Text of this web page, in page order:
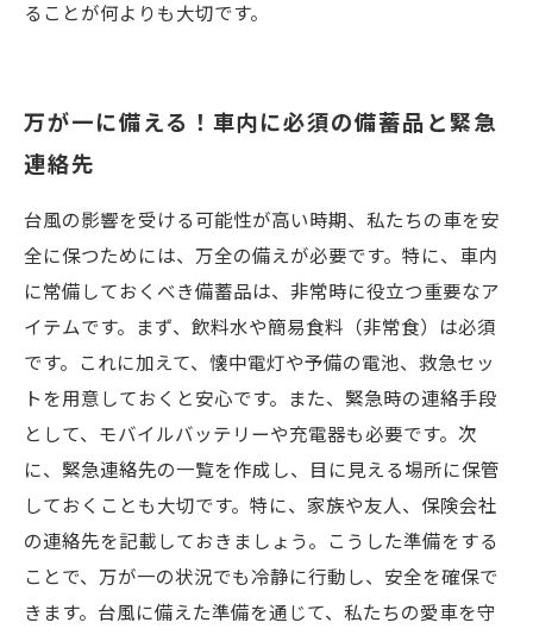
ることが何よりも大切です。
万が一に備える！車内に必須の備蓄品と緊急
連絡先
台風の影響を受ける可能性が高い時期、私たちの車を安
全に保つためには、万全の備えが必要です。特に、車内
に常備しておくべき備蓄品は、非常時に役立つ重要なア
イテムです。まず、飲料水や簡易食料（非常食）は必須
です。これに加えて、懐中電灯や予備の電池、救急セッ
トを用意しておくと安心です。また、緊急時の連絡手段
として、モバイルバッテリーや充電器も必要です。次
に、緊急連絡先の一覧を作成し、目に見える場所に保管
しておくことも大切です。特に、家族や友人、保険会社
の連絡先を記載しておきましょう。こうした準備をする
ことで、万が一の状況でも冷静に行動し、安全を確保で
きます。台風に備えた準備を通じて、私たちの愛車を守